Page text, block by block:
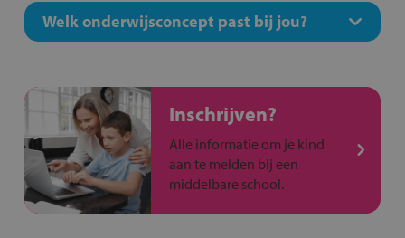
Welk onderwijsconcept past bij jou?
Inschrijven?
Alle informatie om je kind
aan te melden bij een
middelbare school.